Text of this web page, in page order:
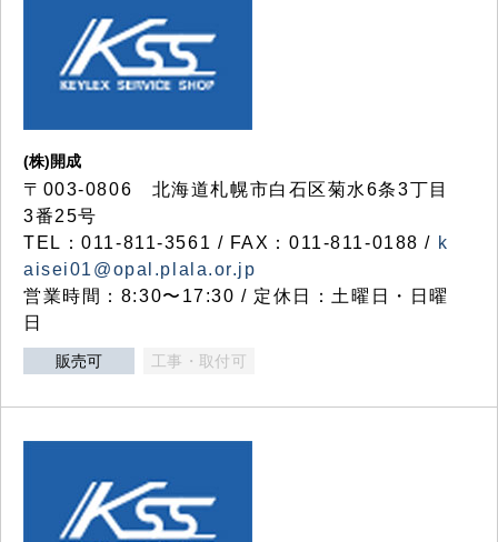
(株)開成
〒003-0806 北海道札幌市白石区菊水6条3丁目
3番25号
TEL：011-811-3561 / FAX：011-811-0188 / k
aisei01@opal.plala.or.jp
営業時間：8:30〜17:30 / 定休日：土曜日・日曜
日
販売可 工事・取付可